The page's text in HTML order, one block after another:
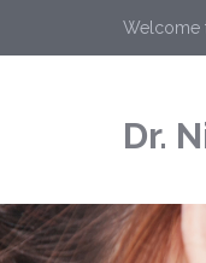
Welcome
Dr.